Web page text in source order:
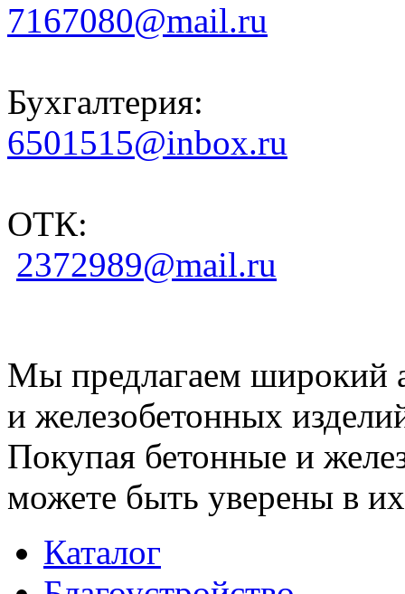
7167080@mail.ru
Бухгалтерия:
6501515@inbox.ru
ОТК:
2372989@mail.ru
Мы предлагаем широкий
и железобетонных
Покупая бетонные и
можете быть уверены в их
Каталог